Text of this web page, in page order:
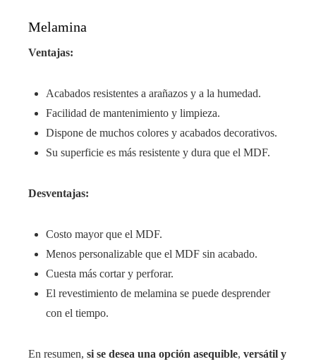
Melamina
Ventajas:
Acabados resistentes a arañazos y a la humedad.
Facilidad de mantenimiento y limpieza.
Dispone de muchos colores y acabados decorativos.
Su superficie es más resistente y dura que el MDF.
Desventajas:
Costo mayor que el MDF.
Menos personalizable que el MDF sin acabado.
Cuesta más cortar y perforar.
El revestimiento de melamina se puede desprender
con el tiempo.
En resumen, si se desea una opción asequible, versátil y